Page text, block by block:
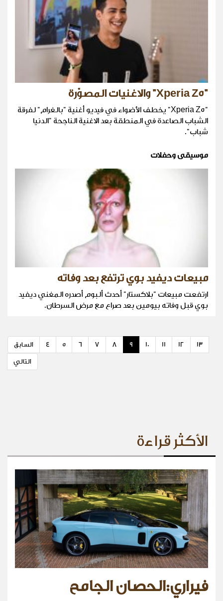
"Xperia Z5" والاغنيات المصوّرة
"Xperia Z5" يخطف الأضواء في فيديو أغنية "بالغرام" لفرقة
الشباب الصاعدة في المنطقة بعد الاغنية الناجحة "الدنيا
شباب".
موسيقى وحفلات
مبيعات ديفيد بوي ترتفع بعد وفاته
ارتفعت مبيعات "بلاكستار" أحدث ألبوم أصدره المغني ديفيد
بوي قبل وفاته بيومين بعد صراع مع مرض السرطان.
السابق 4 5 6 7 8 9 10 11 12 13
التالي
الأكثر قراءة
فيراري:الحصان الجامح